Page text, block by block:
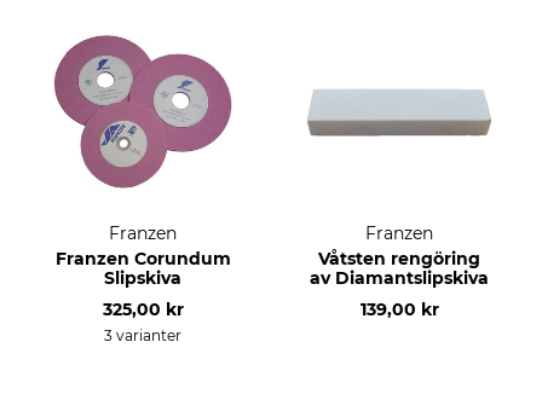
Franzen
Franzen Corundum
Slipskiva
325,00 kr
3 varianter
Franzen
Våtsten rengöring
av Diamantslipskiva
139,00 kr